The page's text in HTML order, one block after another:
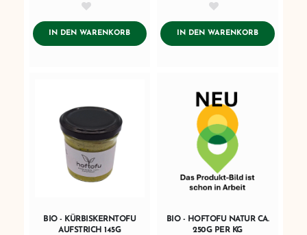
IN DEN WARENKORBADDTOCART IN DEN WARENKORBADDTOCART
BIO - KÜRBISKERNTOFU
AUFSTRICH 145G
BIO - HOFTOFU NATUR CA.
250G PER KG